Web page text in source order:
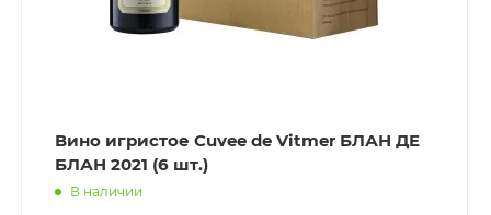
Вино игристое Cuvee de Vitmer БЛАН ДЕ
БЛАН 2021 (6 шт.)
В наличии